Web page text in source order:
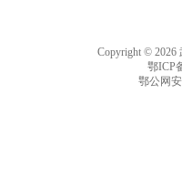
Copyright © 2026
鄂ICP
鄂公网安